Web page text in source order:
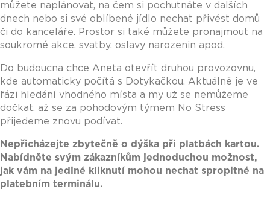
můžete naplánovat, na čem si pochutnáte v dalších
dnech nebo si své oblíbené jídlo nechat přivést domů
či do kanceláře. Prostor si také můžete pronajmout na
soukromé akce, svatby, oslavy narozenin apod.
Do budoucna chce Aneta otevřít druhou provozovnu,
kde automaticky počítá s Dotykačkou. Aktuálně je ve
fázi hledání vhodného místa a my už se nemůžeme
dočkat, až se za pohodovým týmem No Stress
přijedeme znovu podívat.
Nepřicházejte zbytečně o dýška při platbách kartou.
Nabídněte svým zákazníkům jednoduchou možnost,
jak vám na jediné kliknutí mohou nechat spropitné na
platebním terminálu.